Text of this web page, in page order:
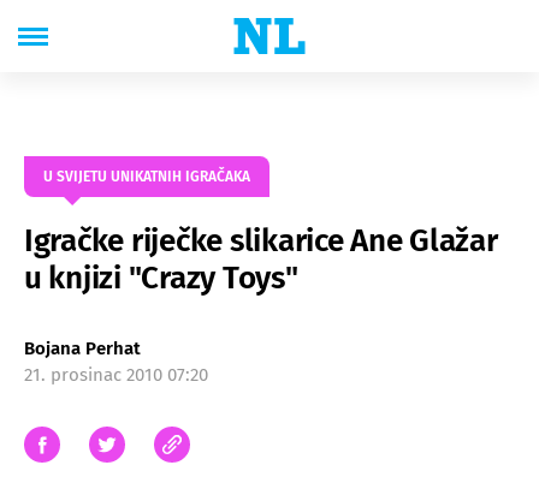
U SVIJETU UNIKATNIH IGRAČAKA
Igračke riječke slikarice Ane Glažar
u knjizi "Crazy Toys"
Bojana Perhat
21. prosinac 2010 07:20